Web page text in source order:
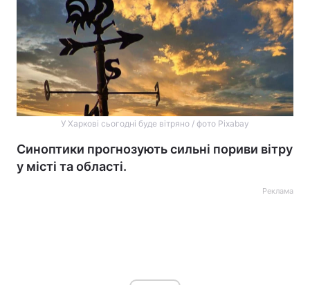
У Харкові сьогодні буде вітряно / фото Pixabay
Синоптики прогнозують сильні пориви вітру
у місті та області.
Реклама